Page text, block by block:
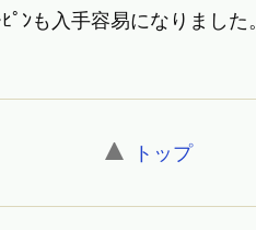
ﾝも入手容易になりました。
トップ,